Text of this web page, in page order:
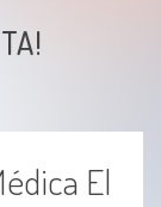
El